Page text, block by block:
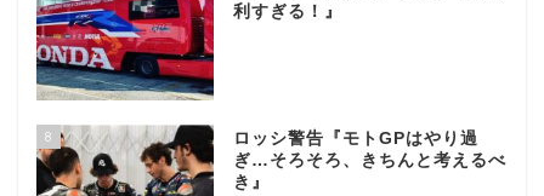
利すぎる！』
8
ロッシ警告『モトGPはやり過
ぎ…そろそろ、きちんと考えるべ
き』